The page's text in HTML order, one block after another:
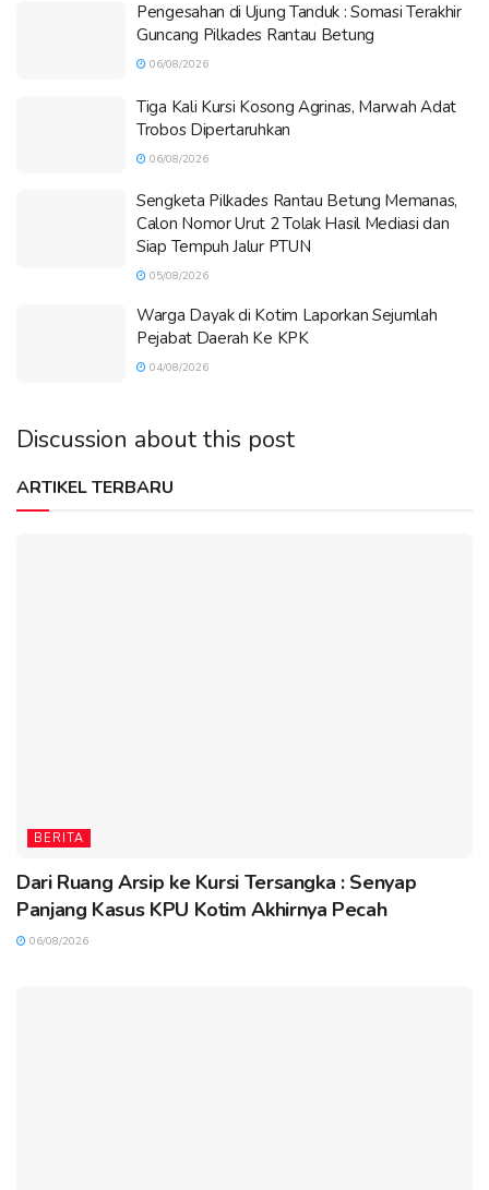
Pengesahan di Ujung Tanduk : Somasi Terakhir
Guncang Pilkades Rantau Betung
06/08/2026
Tiga Kali Kursi Kosong Agrinas, Marwah Adat
Trobos Dipertaruhkan
06/08/2026
Sengketa Pilkades Rantau Betung Memanas,
Calon Nomor Urut 2 Tolak Hasil Mediasi dan
Siap Tempuh Jalur PTUN
05/08/2026
Warga Dayak di Kotim Laporkan Sejumlah
Pejabat Daerah Ke KPK
04/08/2026
Discussion about this post
ARTIKEL TERBARU
BERITA
Dari Ruang Arsip ke Kursi Tersangka : Senyap
Panjang Kasus KPU Kotim Akhirnya Pecah
06/08/2026